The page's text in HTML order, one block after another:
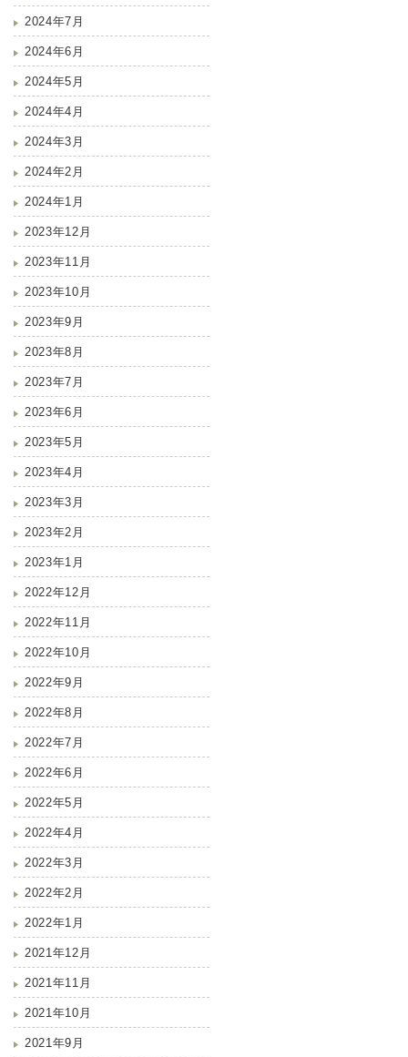
2024年7月
2024年6月
2024年5月
2024年4月
2024年3月
2024年2月
2024年1月
2023年12月
2023年11月
2023年10月
2023年9月
2023年8月
2023年7月
2023年6月
2023年5月
2023年4月
2023年3月
2023年2月
2023年1月
2022年12月
2022年11月
2022年10月
2022年9月
2022年8月
2022年7月
2022年6月
2022年5月
2022年4月
2022年3月
2022年2月
2022年1月
2021年12月
2021年11月
2021年10月
2021年9月